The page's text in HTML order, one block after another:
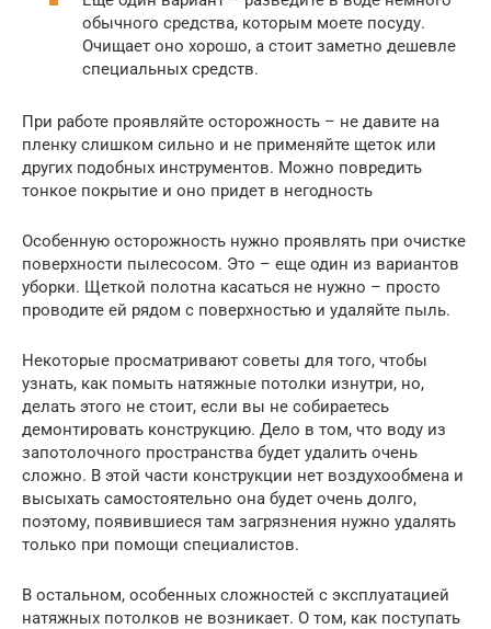
обычного средства, которым моете посуду.
Очищает оно хорошо, а стоит заметно дешевле
специальных средств.
При работе проявляйте осторожность – не давите на
пленку слишком сильно и не применяйте щеток или
других подобных инструментов. Можно повредить
тонкое покрытие и оно придет в негодность
Особенную осторожность нужно проявлять при очистке
поверхности пылесосом. Это – еще один из вариантов
уборки. Щеткой полотна касаться не нужно – просто
проводите ей рядом с поверхностью и удаляйте пыль.
Некоторые просматривают советы для того, чтобы
узнать, как помыть натяжные потолки изнутри, но,
делать этого не стоит, если вы не собираетесь
демонтировать конструкцию. Дело в том, что воду из
запотолочного пространства будет удалить очень
сложно. В этой части конструкции нет воздухообмена и
высыхать самостоятельно она будет очень долго,
поэтому, появившиеся там загрязнения нужно удалять
только при помощи специалистов.
В остальном, особенных сложностей с эксплуатацией
натяжных потолков не возникает. О том, как поступать